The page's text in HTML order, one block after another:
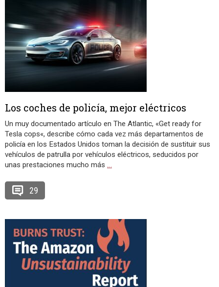
Los coches de policía, mejor eléctricos
Un muy documentado artículo en The Atlantic, «Get ready for
Tesla cops«, describe cómo cada vez más departamentos de
policía en los Estados Unidos toman la decisión de sustituir sus
vehículos de patrulla por vehículos eléctricos, seducidos por
unas prestaciones mucho más …
29